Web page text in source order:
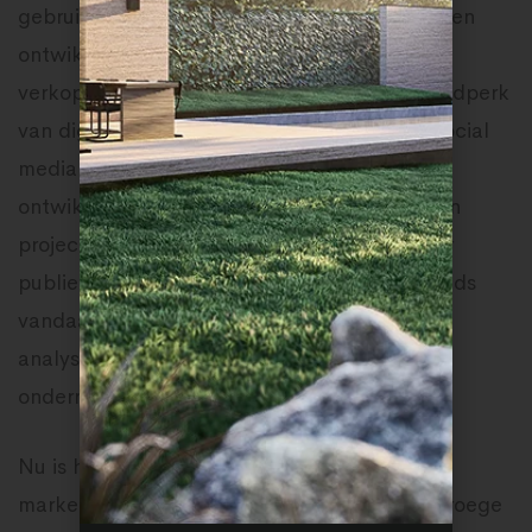
gebruikelijke verkoopkanalen die makelaars en
ontwikkelaars gebruiken om vastgoed te
verkopen, zijn niet langer hetzelfde. In het tijdperk
van digitale marketing en in het specifiek, social
media marketing, hebben makelaars en
ontwikkelaars nu een geweldige kans om hun
projecten te presenteren aan een veel groter
publiek. Ze kunnen zelfs meten waar hun leads
vandaan komen door al hun gegevens te
analyseren en dienovereenkomstig actie te
ondernemen.
Nu is het aan u en uw team om een sterke
marketingstrategie te creëren en vanaf de vroege